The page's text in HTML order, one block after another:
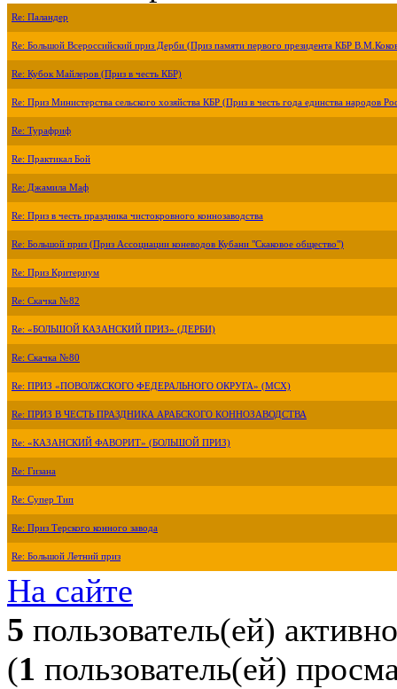
Re: Паландер
Re: Большой Всероссийский приз Дерби (Приз памяти первого президента КБР
Re: Кубок Майлеров (Приз в честь КБР)
Re: Приз Министерства сельского хозяйства КБР (Приз в честь года единства народов
Re: Турафриф
Re: Практикал Бой
Re: Джамила Маф
Re: Приз в честь праздника чистокровного коннозаводства
Re: Большой приз (Приз Ассоциации коневодов Кубани "Скаковое общество")
Re: Приз Критериум
Re: Скачка №82
Re: «БОЛЬШОЙ КАЗАНСКИЙ ПРИЗ» (ДЕРБИ)
Re: Скачка №80
Re: ПРИЗ «ПОВОЛЖСКОГО ФЕДЕРАЛЬНОГО ОКРУГА» (МСХ)
Re: ПРИЗ В ЧЕСТЬ ПРАЗДНИКА АРАБСКОГО КОННОЗАВОДСТВА
Re: «КАЗАНСКИЙ ФАВОРИТ» (БОЛЬШОЙ ПРИЗ)
Re: Гизана
Re: Супер Тип
Re: Приз Терского конного завода
Re: Большой Летний приз
На сайте
5 пользователь(ей) активно
(1 пользователь(ей)